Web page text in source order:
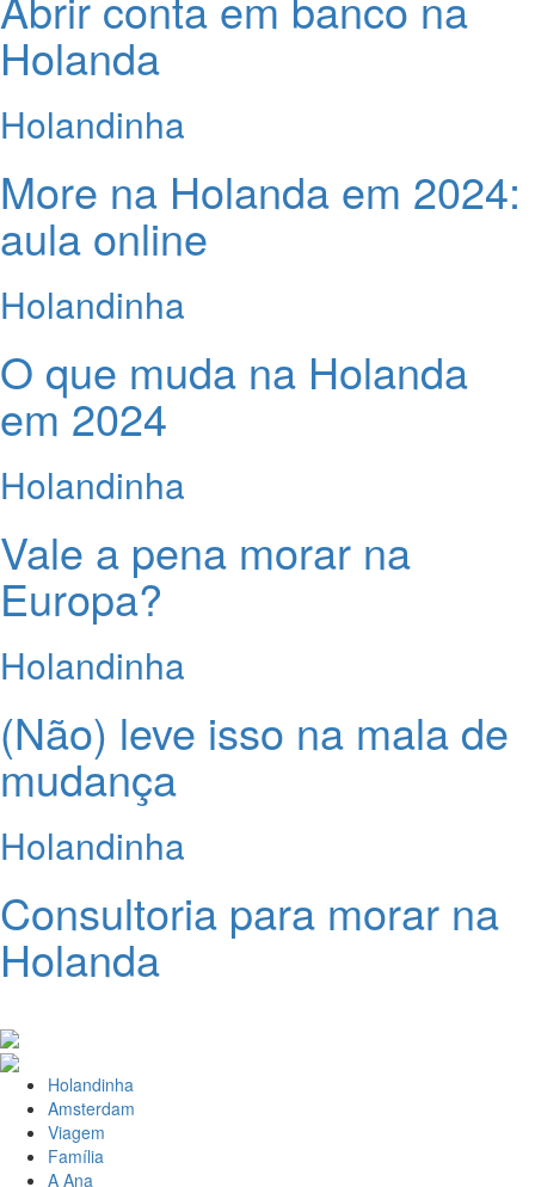
Holanda
Holandinha
More na Holanda em 2024:
aula online
Holandinha
O que muda na Holanda
em 2024
Holandinha
Vale a pena morar na
Europa?
Holandinha
(Não) leve isso na mala de
mudança
Holandinha
Consultoria para morar na
Holanda
Holandinha
Amsterdam
Viagem
Família
A Ana